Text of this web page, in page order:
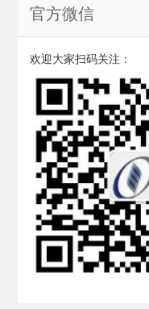
官方微信
欢迎大家扫码关注：